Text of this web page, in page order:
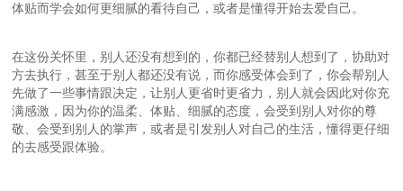
体贴而学会如何更细腻的看待自己，或者是懂得开始去爱自己。
在这份关怀里，别人还没有想到的，你都已经替别人想到了，协助对
方去执行，甚至于别人都还没有说，而你感受体会到了，你会帮别人
先做了一些事情跟决定，让别人更省时更省力，别人就会因此对你充
满感激，因为你的温柔、体贴、细腻的态度，会受到别人对你的尊
敬、会受到别人的掌声，或者是引发别人对自己的生活，懂得更仔细
的去感受跟体验。